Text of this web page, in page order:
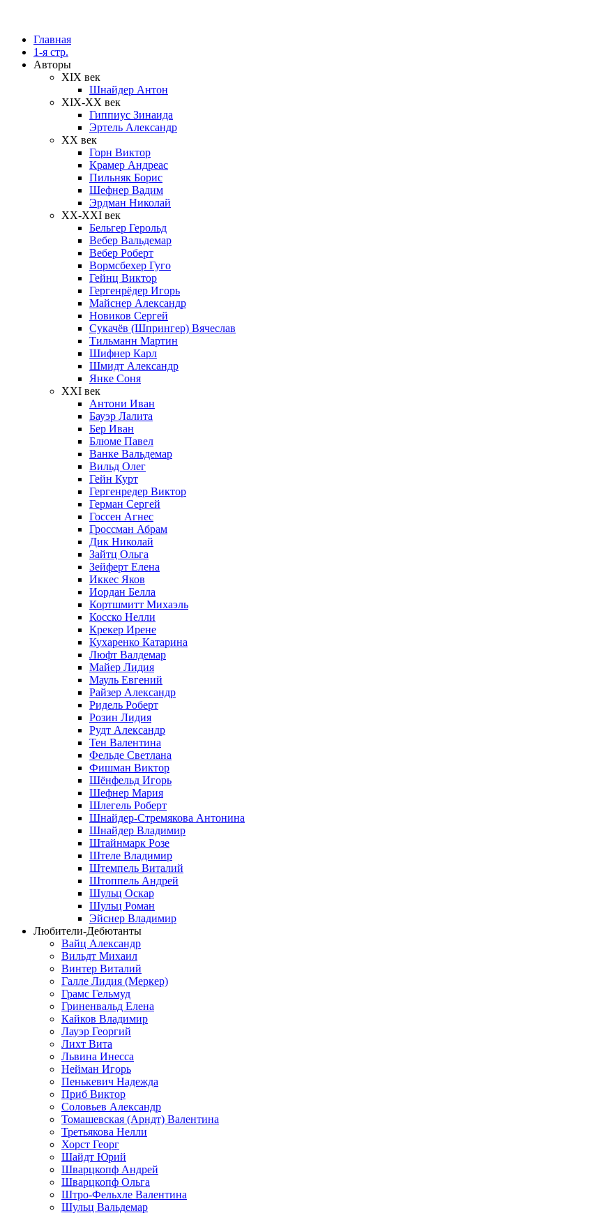
Главная
1-я стр.
Авторы
XIX век
Шнайдер Антон
XIX-XX век
Гиппиус Зинаида
Эртель Александр
XX век
Горн Виктор
Крамер Андреас
Пильняк Борис
Шефнер Вадим
Эрдман Николай
ХХ-XXI век
Бельгер Герольд
Вебер Вальдемар
Вебер Роберт
Вормсбехер Гуго
Гейнц Виктор
Гергенрёдер Игорь
Майснер Александр
Новиков Сергей
Сукачёв (Шпрингер) Вячеслав
Тильманн Мартин
Шифнер Карл
Шмидт Александр
Янке Соня
XXI век
Антони Иван
Бауэр Лалита
Бер Иван
Блюме Павел
Ванке Вальдемар
Вильд Олег
Гейн Курт
Гергенредер Виктор
Герман Сергей
Госсен Агнес
Гроссман Абрам
Дик Николай
Зайтц Ольга
Зейферт Елена
Иккес Яков
Иордан Белла
Кортшмитт Михаэль
Косско Нелли
Крекер Ирене
Кухаренко Катарина
Люфт Валдемaр
Майер Лидия
Мауль Евгений
Райзер Александр
Ридель Роберт
Розин Лидия
Рудт Александр
Тен Валентина
Фельде Светлана
Фишман Виктор
Шёнфельд Игорь
Шефнер Мария
Шлегель Роберт
Шнайдер-Стремякова Антонина
Шнайдер Владимир
Штайнмарк Розe
Штеле Владимир
Штемпель Виталий
Штоппель Андрей
Шульц Оскар
Шульц Роман
Эйснер Владимир
Любители-Дебютанты
Вайц Александр
Вильдт Михаил
Винтер Виталий
Галле Лидия (Меркер)
Грамс Гельмуд
Гриненвальд Елена
Кайков Владимир
Лауэр Георгий
Лихт Вита
Львина Инесса
Нейман Игорь
Пенькевич Надежда
Приб Виктор
Соловьев Александр
Томашевская (Арндт) Валентина
Третьякова Нелли
Хорст Георг
Шайдт Юрий
Шварцкопф Андрей
Шварцкопф Ольга
Штро-Фельхле Валентина
Шульц Вальдемар